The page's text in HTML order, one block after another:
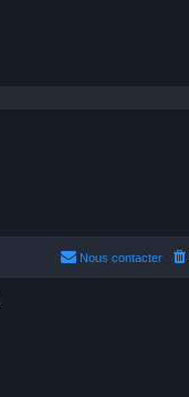
Nous contacter